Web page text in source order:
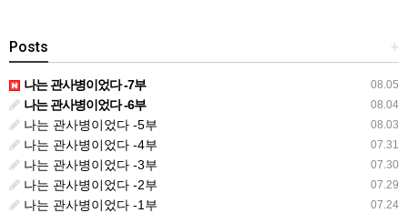
+
Posts
08.05
나는 관사병이었다 -7부
08.04
나는 관사병이었다 -6부
08.03
나는 관사병이었다 -5부
07.31
나는 관사병이었다 -4부
07.30
나는 관사병이었다 -3부
07.29
나는 관사병이었다 -2부
07.24
나는 관사병이었다 -1부